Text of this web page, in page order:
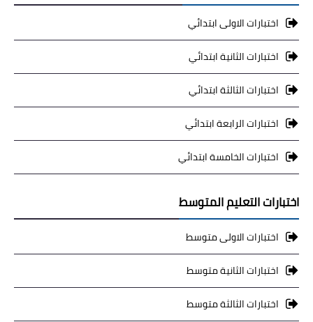
اختبارات الاولى ابتدائي
اختبارات الثانية ابتدائي
اختبارات الثالثة ابتدائي
اختبارات الرابعة ابتدائي
اختبارات الخامسة ابتدائي
اختبارات التعليم المتوسط
اختبارات الاولى متوسط
اختبارات الثانية متوسط
اختبارات الثالثة متوسط